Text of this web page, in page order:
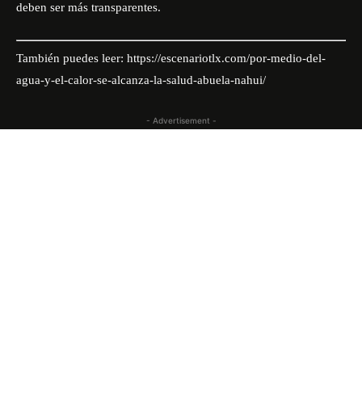
deben ser más transparentes.
También puedes leer: https://escenariotlx.com/por-medio-del-
agua-y-el-calor-se-alcanza-la-salud-abuela-nahui/
- Advertisement -